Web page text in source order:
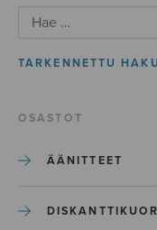
TARKENNETTU
OSASTOT
ÄÄNITTEET